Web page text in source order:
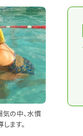
気の中、水慣
ます。